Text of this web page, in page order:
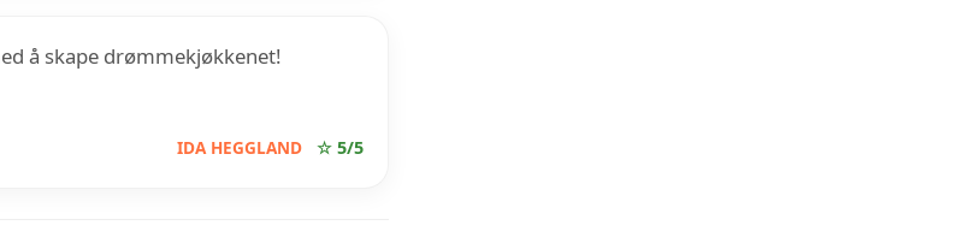
å skape drømmekjøkkenet!
IDA HEGGLAND ☆ 5/5